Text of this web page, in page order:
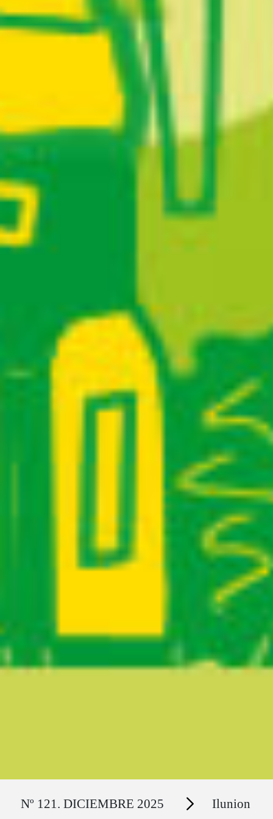
Nº 121. DICIEMBRE 2025 Secciones Ilunion